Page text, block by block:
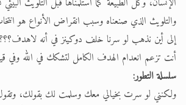
والتلويث الذي صنعناه وسبب انقراض الأنواع هو
إلى أين نذهب لو سرنا خلف دوكينز في أنه
أنت تزعم انعدام الهدف الكامل لتشكك في الله وفي
سلسلة التطور:
ولكنني لو سرت بخيالي معك وسلمت لك بقولك،